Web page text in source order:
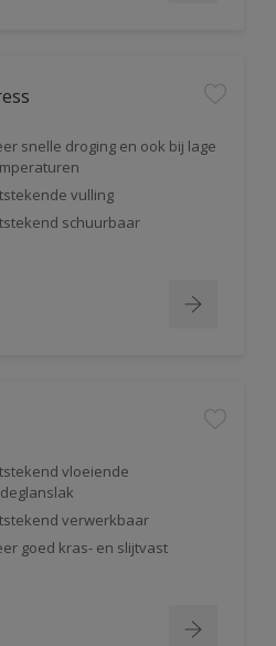
snelle droging en ook bij lage
vulling
schuurbaar
vloeiende
verwerkbaar
goed kras- en slijtvast